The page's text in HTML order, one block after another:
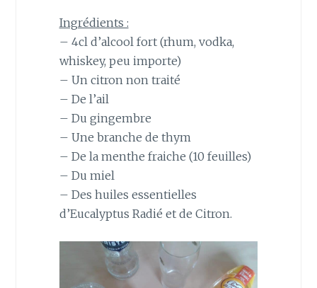
Ingrédients :
– 4cl d’alcool fort (rhum, vodka,
whiskey, peu importe)
– Un citron non traité
– De l’ail
– Du gingembre
– Une branche de thym
– De la menthe fraiche (10 feuilles)
– Du miel
– Des huiles essentielles
d’Eucalyptus Radié et de Citron.